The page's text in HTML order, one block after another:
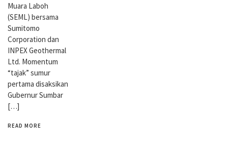
Muara Laboh
(SEML) bersama
Sumitomo
Corporation dan
INPEX Geothermal
Ltd. Momentum
“tajak” sumur
pertama disaksikan
Gubernur Sumbar
[…]
READ MORE